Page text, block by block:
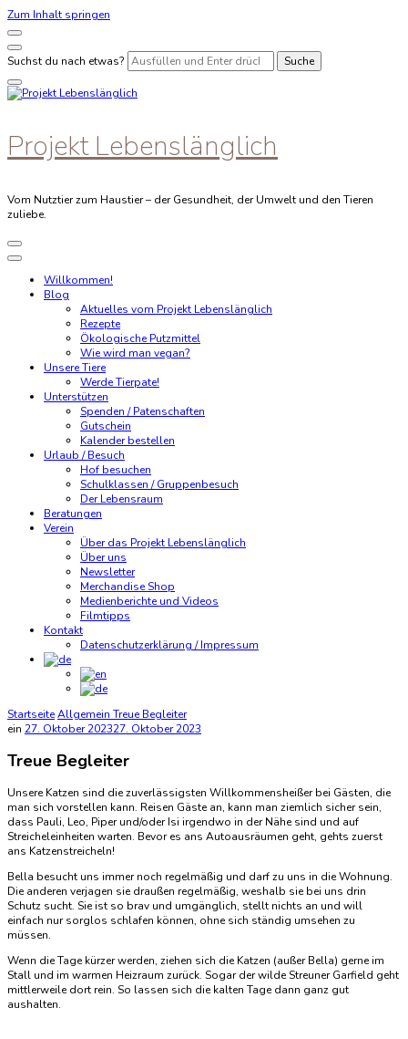
Zum Inhalt springen
Suchst du nach etwas?
Projekt Lebenslänglich
Vom Nutztier zum Haustier – der Gesundheit, der Umwelt und den Tieren
zuliebe.
Willkommen!
Blog
Aktuelles vom Projekt Lebenslänglich
Rezepte
Ökologische Putzmittel
Wie wird man vegan?
Unsere Tiere
Werde Tierpate!
Unterstützen
Spenden / Patenschaften
Gutschein
Kalender bestellen
Urlaub / Besuch
Hof besuchen
Schulklassen / Gruppenbesuch
Der Lebensraum
Beratungen
Verein
Über das Projekt Lebenslänglich
Über uns
Newsletter
Merchandise Shop
Medienberichte und Videos
Filmtipps
Kontakt
Datenschutzerklärung / Impressum
StartseiteAllgemein Treue Begleiter
ein 27. Oktober 202327. Oktober 2023
Treue Begleiter
Unsere Katzen sind die zuverlässigsten Willkommensheißer bei Gästen, die
man sich vorstellen kann. Reisen Gäste an, kann man ziemlich sicher sein,
dass Pauli, Leo, Piper und/oder Isi irgendwo in der Nähe sind und auf
Streicheleinheiten warten. Bevor es ans Autoausräumen geht, gehts zuerst
ans Katzenstreicheln!
Bella besucht uns immer noch regelmäßig und darf zu uns in die Wohnung.
Die anderen verjagen sie draußen regelmäßig, weshalb sie bei uns drin
Schutz sucht. Sie ist so brav und umgänglich, stellt nichts an und will
einfach nur sorglos schlafen können, ohne sich ständig umsehen zu
müssen.
Wenn die Tage kürzer werden, ziehen sich die Katzen (außer Bella) gerne im
Stall und im warmen Heizraum zurück. Sogar der wilde Streuner Garfield geht
mittlerweile dort rein. So lassen sich die kalten Tage dann ganz gut
aushalten.